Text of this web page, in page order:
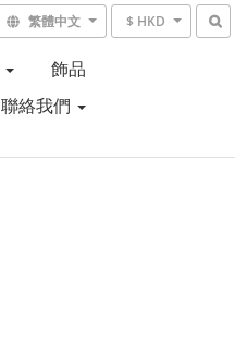
繁體中文 $ HKD
飾品
聯絡我們